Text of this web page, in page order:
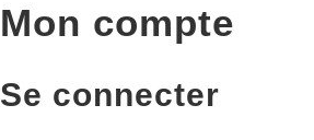
Mon compte
Se connecter